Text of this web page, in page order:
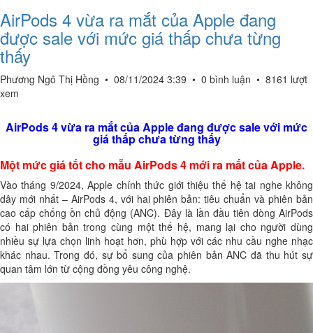
AirPods 4 vừa ra mắt của Apple đang
được sale với mức giá thấp chưa từng
thấy
Phương Ngô Thị Hồng • 08/11/2024 3:39 • 0 bình luận • 8161 lượt
xem
AirPods 4 vừa ra mắt của Apple đang được sale với mức
giá thấp chưa từng thấy
Một mức giá tốt cho mẫu AirPods 4 mới ra mắt của Apple.
Vào tháng 9/2024, Apple chính thức giới thiệu thế hệ tai nghe không
dây mới nhất – AirPods 4, với hai phiên bản: tiêu chuẩn và phiên bản
cao cấp chống ồn chủ động (ANC). Đây là lần đầu tiên dòng AirPods
có hai phiên bản trong cùng một thế hệ, mang lại cho người dùng
nhiều sự lựa chọn linh hoạt hơn, phù hợp với các nhu cầu nghe nhạc
khác nhau. Trong đó, sự bổ sung của phiên bản ANC đã thu hút sự
quan tâm lớn từ cộng đồng yêu công nghệ.